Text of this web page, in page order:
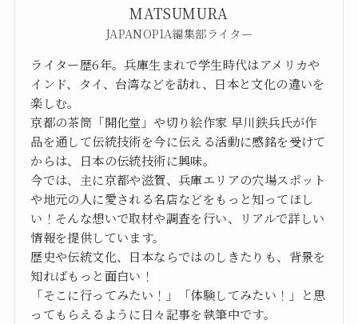
MATSUMURA
JAPANOPIA編集部ライター
ライター歴6年。兵庫生まれで学生時代はアメリカや
インド、タイ、台湾などを訪れ、日本と文化の違いを
楽しむ。
京都の茶筒「開化堂」や切り絵作家 早川鉄兵氏が作
品を通して伝統技術を今に伝える活動に感銘を受けて
からは、日本の伝統技術に興味。
今では、主に京都や滋賀、兵庫エリアの穴場スポット
や地元の人に愛される名店などをもっと知ってほし
い！そんな想いで取材や調査を行い、リアルで詳しい
情報を提供しています。
歴史や伝統文化、日本ならではのしきたりも、背景を
知ればもっと面白い！
「そこに行ってみたい！」「体験してみたい！」と思
ってもらえるように日々記事を執筆中です。